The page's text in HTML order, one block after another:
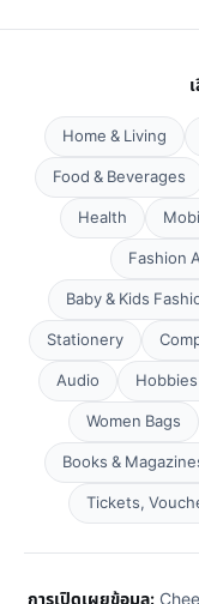
Home & Living
Food & Beverages
Health
Fashion
Baby & Kids
Stationery
Audio
Women Bags
Books &
Tickets,